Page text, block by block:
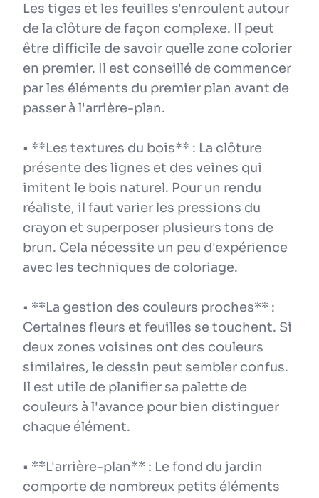
Les tiges et les feuilles s'enroulent autour
de la clôture de façon complexe. Il peut
être difficile de savoir quelle zone colorier
en premier. Il est conseillé de commencer
par les éléments du premier plan avant de
passer à l'arrière-plan.
• **Les textures du bois** : La clôture
présente des lignes et des veines qui
imitent le bois naturel. Pour un rendu
réaliste, il faut varier les pressions du
crayon et superposer plusieurs tons de
brun. Cela nécessite un peu d'expérience
avec les techniques de coloriage.
• **La gestion des couleurs proches** :
Certaines fleurs et feuilles se touchent. Si
deux zones voisines ont des couleurs
similaires, le dessin peut sembler confus.
Il est utile de planifier sa palette de
couleurs à l'avance pour bien distinguer
chaque élément.
• **L'arrière-plan** : Le fond du jardin
comporte de nombreux petits éléments